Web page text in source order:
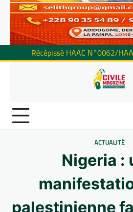
Récépissé HAAC N°0062/
ACTUALITÉ
Nigeria :
palestinienne